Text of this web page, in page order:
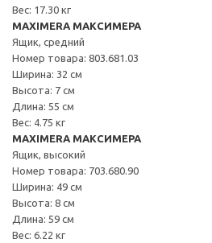
Вес: 17.30 кг
MAXIMERA МАКСИМЕРА
Ящик, средний
Номер товара: 803.681.03
Ширина: 32 см
Высота: 7 см
Длина: 55 см
Вес: 4.75 кг
MAXIMERA МАКСИМЕРА
Ящик, высокий
Номер товара: 703.680.90
Ширина: 49 см
Высота: 8 см
Длина: 59 см
Вес: 6.22 кг